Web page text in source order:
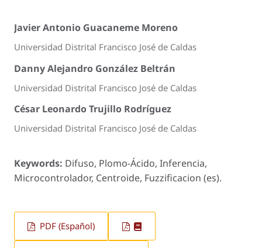
Javier Antonio Guacaneme Moreno
Universidad Distrital Francisco José de Caldas
Danny Alejandro González Beltrán
Universidad Distrital Francisco José de Caldas
César Leonardo Trujillo Rodríguez
Universidad Distrital Francisco José de Caldas
Keywords: Difuso, Plomo-Ácido, Inferencia,
Microcontrolador, Centroide, Fuzzificacion (es).
PDF (Español)